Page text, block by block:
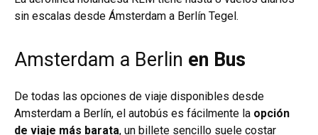
sin escalas desde Ámsterdam a Berlín Tegel.
Amsterdam a Berlin en Bus
De todas las opciones de viaje disponibles desde
Amsterdam a Berlín, el autobús es fácilmente la opción
de viaje más barata, un billete sencillo suele costar